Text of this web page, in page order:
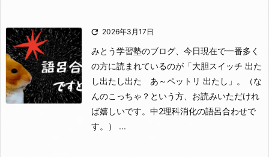
 2026年3月17日
みとう学習塾のブログ、今日現在で一番多く
の方に読まれているのが「大胆スイッチ 出た
し出たし出た あ～ペットリ 出たし」。
（な
んのこっちゃ？という方、お読みいただけれ
ば嬉しいです。中2理科消化の語呂合わせで
す。）
...